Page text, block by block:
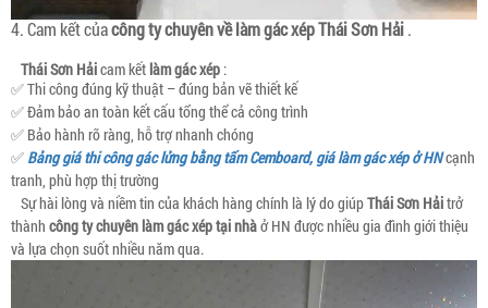
4. Cam kết củacông ty chuyên về làm gác xépThái Sơn Hải.
Thái Sơn Hảicam kết làm gác xép :
✅ Thi công đúng kỹ thuật – đúng bản vẽ thiết kế
✅ Đảm bảo an toàn kết cấu tổng thể cả công trình
✅ Bảo hành rõ ràng, hỗ trợ nhanh chóng
✅ Bảng giá thi công gác lửng bằng tấm Cemboard, giá làm gác xép ở HNcạnh
tranh, phù hợp thị trường
Sự hài lòng và niềm tin của khách hàng chính là lý do giúpThái Sơn Hảitrở
thành công ty chuyên làm gác xép tại nhàở HN được nhiều gia đình giới thiệu
và lựa chọn suốt nhiều năm qua.